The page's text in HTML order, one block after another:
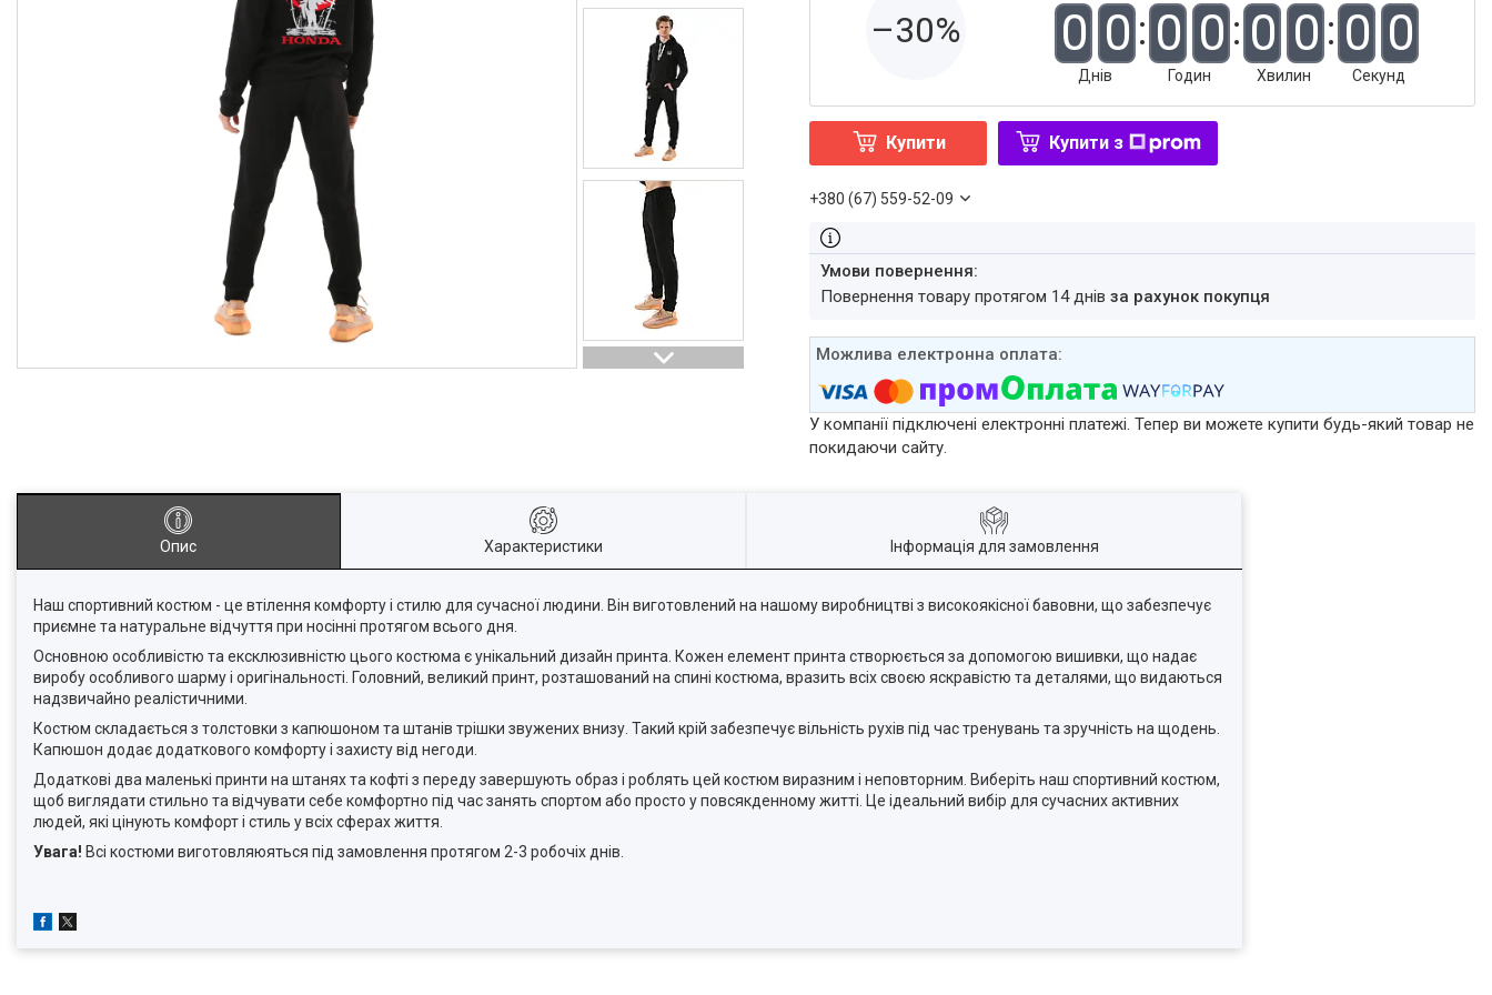
–30% 0 0
Днів
0 0
Годин
0 0
Хвилин
0 0
Секунд
Купити Купити з
+380 (67) 559-52-09
повернення товару протягом 14 днівза рахунок покупця
У компанії підключені електронні платежі. Тепер ви можете купити будь-який товар не
покидаючи сайту.
Опис Характеристики Інформація для замовлення
Наш спортивний костюм - це втілення комфорту і стилю для сучасної людини. Він виготовлений на нашому виробництві з високоякісної бавовни, що забезпечує
приємне та натуральне відчуття при носінні протягом всього дня.
Основною особливістю та ексклюзивністю цього костюма є унікальний дизайн принта. Кожен елемент принта створюється за допомогою вишивки, що надає
виробу особливого шарму і оригінальності. Головний, великий принт, розташований на спині костюма, вразить всіх своєю яскравістю та деталями, що видаються
надзвичайно реалістичними.
Костюм складається з толстовки з капюшоном та штанів трішки звужених внизу. Такий крій забезпечує вільність рухів під час тренувань та зручність на щодень.
Капюшон додає додаткового комфорту і захисту від негоди.
Додаткові два маленькі принти на штанях та кофті з переду завершують образ і роблять цей костюм виразним і неповторним. Виберіть наш спортивний костюм,
щоб виглядати стильно та відчувати себе комфортно під час занять спортом або просто у повсякденному житті. Це ідеальний вибір для сучасних активних
людей, які цінують комфорт і стиль у всіх сферах життя.
Увага! Всі костюми виготовляюяться під замовлення протягом 2-3 робочіх днів.